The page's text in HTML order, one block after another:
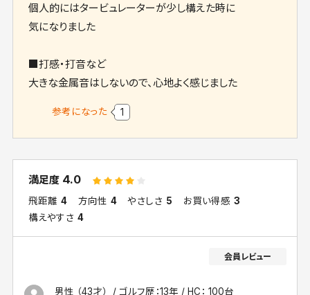
個人的にはタービュレーターが少し構えた時に
気になりました
■打感・打音など
大きな金属音はしないので、心地よく感じました
参考になった 1
満足度 4.0
飛距離 4 方向性 4 やさしさ 5 お買い得感 3
構えやすさ 4
男性 （43才） ゴルフ歴：13年
HC： 100台